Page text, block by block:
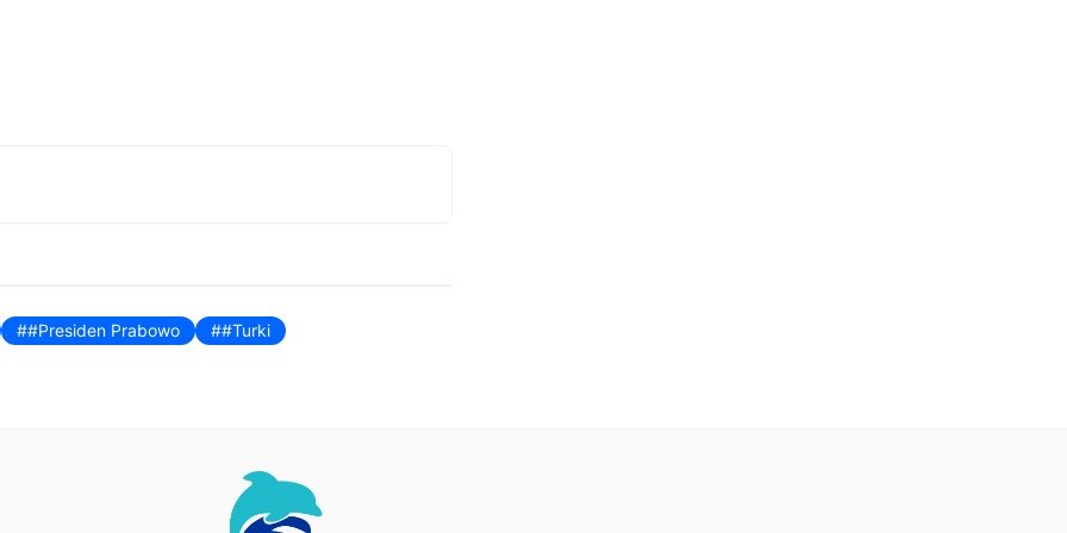
#Presiden Prabowo #Turki